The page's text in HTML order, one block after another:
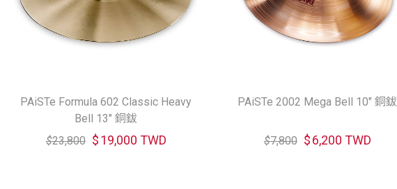
PAiSTe Formula 602 Classic Heavy
Bell 13" 銅鈸
$23,800 $19,000 TWD
PAiSTe 2002 Mega Bell 10" 銅鈸
$7,800 $6,200 TWD